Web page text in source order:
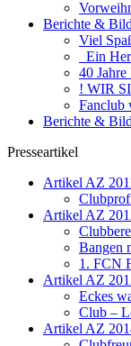
Berichte &
Viel
Ein
40
! WIR
Fanclub
Berichte &
Presseartikel
Artikel AZ
Artikel AZ
Bangen
1. FCN
Artikel AZ
Eckes
Club –
Artikel AZ